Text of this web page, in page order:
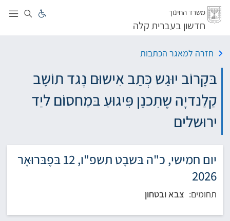
דלג
משרד החינוך
חדשון בעברית קלה
חזרה למאגר הכתבות
בּקָרוֹב יוּגַש כְּתַב אִישוּם נֶגד תוֹשָב
קַלַנדיָה שֶתִכנֵן פִּיגוּעַ בּמַחסוֹם ליַד
ירוּשלים
יום חמישי, כ"ה בּשבָט תשפ"ו, 12 בּפֶבּרוּאָר
2026
תחומים: צבא ובטחון